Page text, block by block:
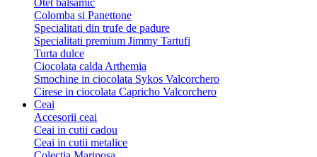
Otet balsamic
Colomba si Panettone
Specialitati din trufe de padure
Specialitati premium Jimmy Tartufi
Turta dulce
Ciocolata calda Arthemia
Smochine in ciocolata Sykos Valcorchero
Cirese in ciocolata Capricho Valcorchero
Ceai
Accesorii ceai
Ceai in cutii cadou
Ceai in cutii metalice